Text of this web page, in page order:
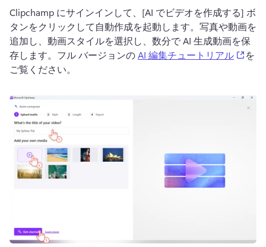
Clipchamp にサインインして、[AI でビデオを作成する] ボ
タンをクリックして自動作成を起動します。 写真や動画を
追加し、動画スタイルを選択し、数分で AI 生成動画を保
存します。 フル バージョンの AI 編集チュートリアル
を
ご覧ください。